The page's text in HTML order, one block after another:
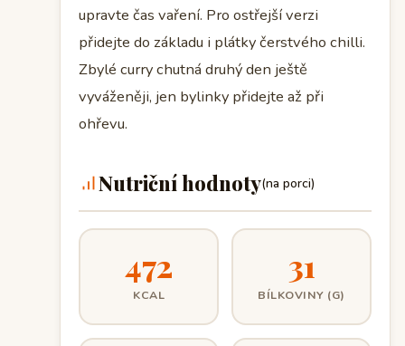
upravte čas vaření. Pro ostřejší verzi
přidejte do základu i plátky čerstvého chilli.
Zbylé curry chutná druhý den ještě
vyváženěji, jen bylinky přidejte až při
ohřevu.
Nutriční hodnoty(na porci)
472
KCAL
31
BÍLKOVINY (G)